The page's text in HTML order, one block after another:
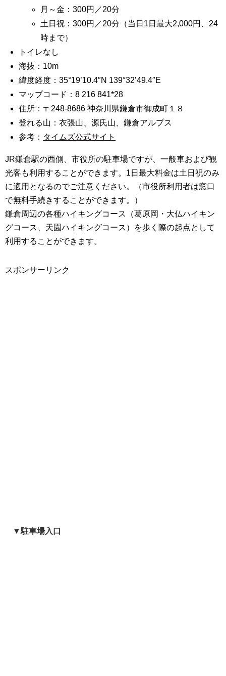
月～金：300円／20分
土日祝：300円／20分（当日1日最大2,000円、24
時まで）
トイレなし
海抜：10m
緯度経度：35°19’10.4″N 139°32’49.4″E
マップコード：8 216 841*28
住所：〒248-8686 神奈川県鎌倉市御成町１８
登れる山：衣張山、源氏山、鎌倉アルプス
参考： タイムズ公式サイト
JR鎌倉駅の西側、市役所の駐車場ですが、一般車および観
光客も利用することができます。1日最大料金は土日祝のみ
に適用となるのでご注意ください。（市役所利用者は窓口
で無料手続きすることができます。）
鎌倉周辺の各種ハイキングコース（葛原岡・大仏ハイキン
グコース、天園ハイキングコース）を歩く際の起点として
利用することができます。
スポンサーリンク
▼駐車場入口